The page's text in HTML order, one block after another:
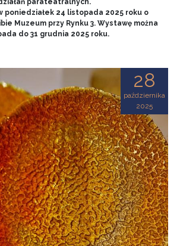
parateatralnych.
poniedziałek 24 listopada 2025 roku o
Muzeum przy Rynku 3. Wystawę można
do 31 grudnia 2025 roku.
28
października
2025